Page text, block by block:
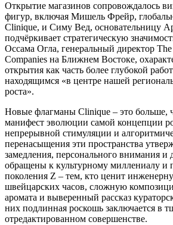
Открытие магазинов сопровождалось
фигур, включая Мишель Фрейр,
Clinique, и Симу Вед, основательницу
подчёркивает стратегическую
Оссама Огла, генеральный директор The
Companies на Ближнем Востоке,
открытия как часть более глубокой
находящимся «в центре нашей
роста».
Новые флагманы Clinique – это больше,
манифест эволюции самой концепции
непрерывной стимуляции и
перенасыщения эти пространства
замедления, персонального внимания и
обращены к культурному миллениалу и
поколения Z – тем, кто ценит
швейцарских часов, сложную
аромата и выверенный рассказ
них подлинная роскошь заключается в
отредактированном совершенстве.